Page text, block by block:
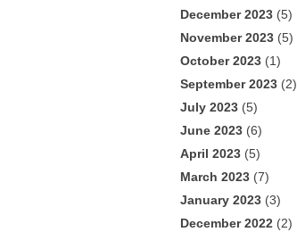
December 2023 (5)
November 2023 (5)
October 2023 (1)
September 2023 (2)
July 2023 (5)
June 2023 (6)
April 2023 (5)
March 2023 (7)
January 2023 (3)
December 2022 (2)